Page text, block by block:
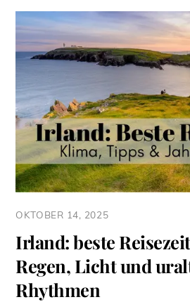
OKTOBER 14, 2025
Irland: beste
Regen, Licht und
Rhythmen